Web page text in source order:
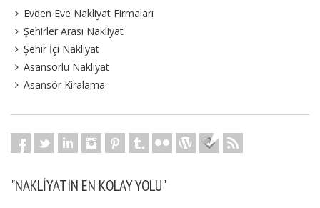
Evden Eve Nakliyat Firmaları
Şehirler Arası Nakliyat
Şehir İçi Nakliyat
Asansörlü Nakliyat
Asansör Kiralama
"NAKLIYATIN EN KOLAY YOLU"